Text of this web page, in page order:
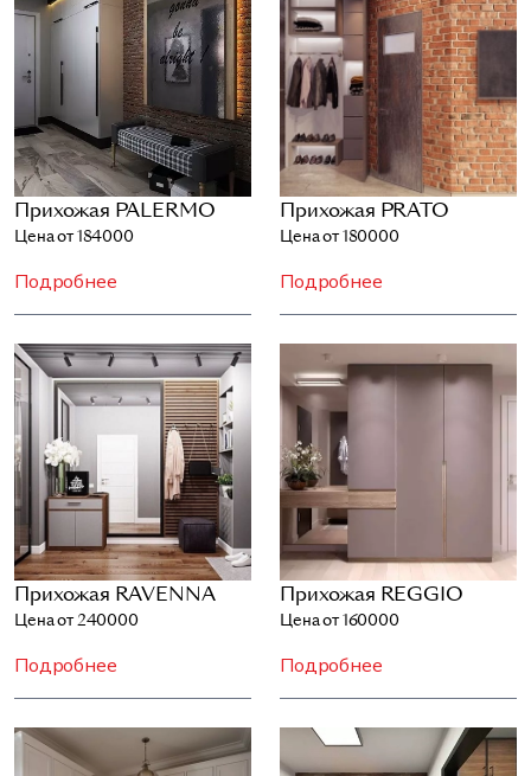
Прихожая PALERMO
Цена от 184000
Подробнее
Прихожая PRATO
Цена от 180000
Подробнее
Прихожая RAVENNA
Цена от 240000
Подробнее
Прихожая REGGIO
Цена от 160000
Подробнее